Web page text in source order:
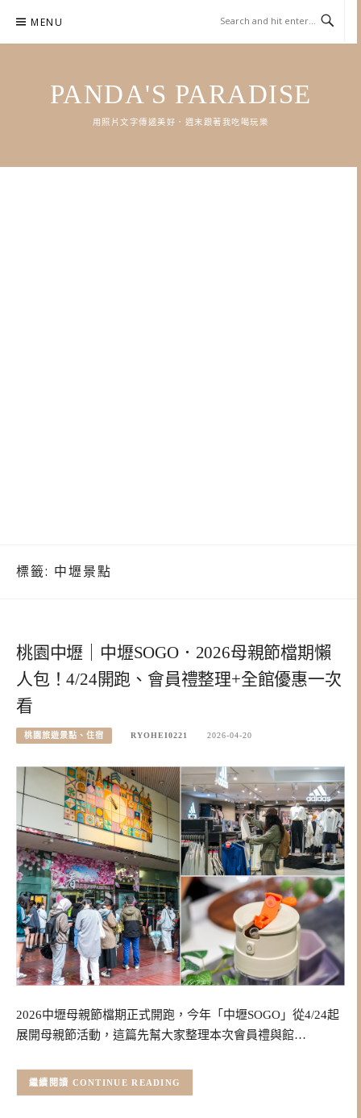
content
MENU
PANDA'S PARADISE
用照片文字傳遞美好．週末跟著我吃喝玩樂
標籤: 中壢景點
桃園中壢｜中壢SOGO．2026母親節檔期懶
人包！4/24開跑、會員禮整理+全館優惠一次
看
桃園旅遊景點、住宿 RYOHEI0221 2026-04-20
2026中壢母親節檔期正式開跑，今年「中壢SOGO」從4/24起
展開母親節活動，這篇先幫大家整理本次會員禮與館…
CONTINUE READING